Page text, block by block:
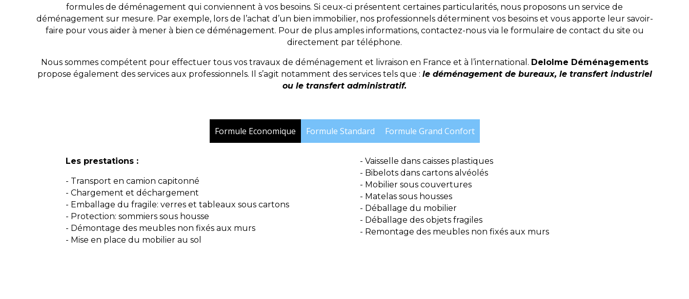
formules de déménagement qui conviennent à vos besoins. Si ceux-ci présentent certaines particularités, nous proposons un service de
déménagement sur mesure. Par exemple, lors de l’achat d’un bien immobilier, nos professionnels déterminent vos besoins et vous apporte leur savoir-
faire pour vous aider à mener à bien ce déménagement. Pour de plus amples informations, contactez-nous via le formulaire de contact du site ou
directement par téléphone.
Nous sommes compétent pour effectuer tous vos travaux de déménagement et livraison en France et à l’international. Delolme Déménagements
propose également des services aux professionnels. Il s’agit notamment des services tels que : le déménagement de bureaux, le transfert industriel
ou le transfert administratif.
Formule Economique Formule Standard Formule Grand Confort
Les prestations :
- Transport en camion capitonné
- Chargement et déchargement
- Emballage du fragile: verres et tableaux sous cartons
- Protection: sommiers sous housse
- Démontage des meubles non fixés aux murs
- Mise en place du mobilier au sol
- Vaisselle dans caisses plastiques
- Bibelots dans cartons alvéolés
- Mobilier sous couvertures
- Matelas sous housses
- Déballage du mobilier
- Déballage des objets fragiles
- Remontage des meubles non fixés aux murs